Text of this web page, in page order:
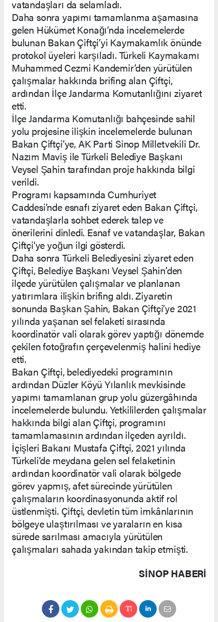
vatandaşları da selamladı.
Daha sonra yapımı tamamlanma aşamasına
gelen Hükümet Konağı’nda incelemelerde
bulunan Bakan Çiftçi’yi Kaymakamlık önünde
protokol üyeleri karşıladı. Türkeli Kaymakamı
Muhammed Cezmi Kandemir’den yürütülen
çalışmalar hakkında brifing alan Çiftçi,
ardından İlçe Jandarma Komutanlığını ziyaret
etti.
İlçe Jandarma Komutanlığı bahçesinde sahil
yolu projesine ilişkin incelemelerde bulunan
Bakan Çiftçi’ye, AK Parti Sinop Milletvekili Dr.
Nazım Maviş ile Türkeli Belediye Başkanı
Veysel Şahin tarafından proje hakkında bilgi
verildi.
Programı kapsamında Cumhuriyet
Caddesi’nde esnafı ziyaret eden Bakan Çiftçi,
vatandaşlarla sohbet ederek talep ve
önerilerini dinledi. Esnaf ve vatandaşlar, Bakan
Çiftçi’ye yoğun ilgi gösterdi.
Daha sonra Türkeli Belediyesini ziyaret eden
Çiftçi, Belediye Başkanı Veysel Şahin’den
ilçede yürütülen çalışmalar ve planlanan
yatırımlara ilişkin brifing aldı. Ziyaretin
sonunda Başkan Şahin, Bakan Çiftçi’ye 2021
yılında yaşanan sel felaketi sırasında
koordinatör vali olarak görev yaptığı dönemde
çekilen fotoğrafın çerçevelenmiş halini hediye
etti.
Bakan Çiftçi, belediyedeki programının
ardından Düzler Köyü Yılanlık mevkisinde
yapımı tamamlanan grup yolu güzergâhında
incelemelerde bulundu. Yetkililerden çalışmalar
hakkında bilgi alan Çiftçi, programını
tamamlamasının ardından ilçeden ayrıldı.
İçişleri Bakanı Mustafa Çiftçi, 2021 yılında
Türkeli’de meydana gelen sel felaketinin
ardından koordinatör vali olarak bölgede
görev yapmış, afet sürecinde yürütülen
çalışmaların koordinasyonunda aktif rol
üstlenmişti. Çiftçi, devletin tüm imkânlarının
bölgeye ulaştırılması ve yaraların en kısa
sürede sarılması amacıyla yürütülen
çalışmaları sahada yakından takip etmişti.
SINOP HABERİ